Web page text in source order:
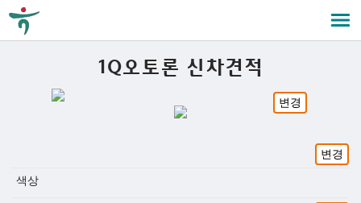
1Q오토론 신차견적
변경
변경
색상